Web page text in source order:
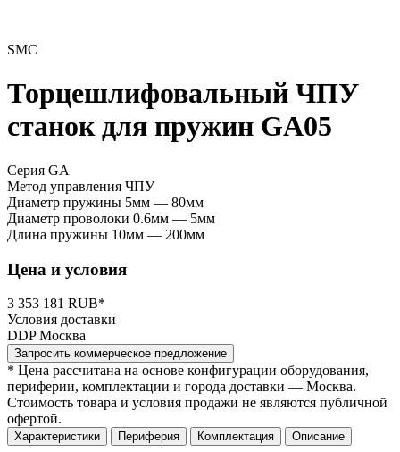
SMC
Торцешлифовальный ЧПУ
станок для пружин GA05
Серия GA
Метод управления ЧПУ
Диаметр пружины 5мм — 80мм
Диаметр проволоки 0.6мм — 5мм
Длина пружины 10мм — 200мм
Цена и условия
3 353 181 RUB*
Условия доставки
DDP Москва
Запросить коммерческое предложение
* Цена рассчитана на основе конфигурации оборудования,
периферии, комплектации и города доставки — Москва.
Стоимость товара и условия продажи не являются публичной
офертой.
Характеристики Периферия Комплектация Описание